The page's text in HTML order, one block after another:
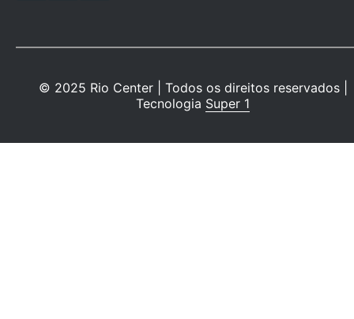
© 2025 Rio Center | Todos os direitos reservados |
Tecnologia Super 1